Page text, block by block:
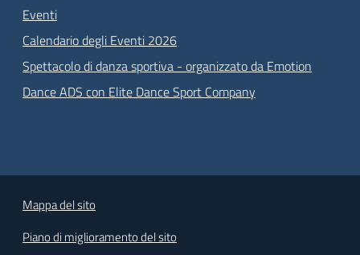
Eventi
Calendario degli Eventi 2026
Spettacolo di danza sportiva - organizzato da Emotion
Dance ADS con Elite Dance Sport Company
Mappa del sito
Piano di miglioramento del sito